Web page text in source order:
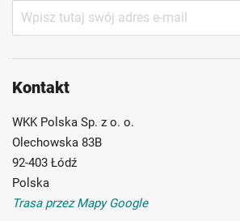
Subskrybuj
nasz
Kontakt
WKK Polska Sp. z o. o.
Olechowska 83B
92-403 Łódź
Polska
Trasa przez Mapy Google